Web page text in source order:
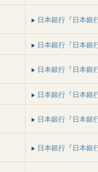
日本銀行『日本銀
日本銀行『日本銀
日本銀行『日本銀
日本銀行『日本銀
日本銀行『日本銀
日本銀行『日本銀